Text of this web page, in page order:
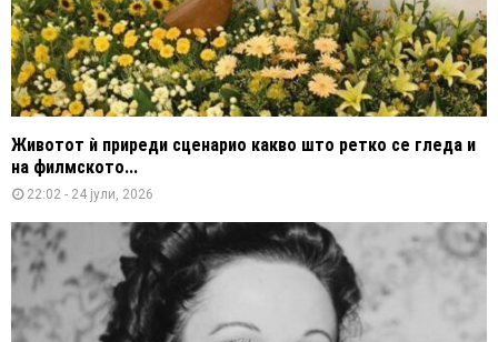
Животот ѝ приреди сценарио какво што ретко се гледа и
на филмското...
22:02 - 24 јули, 2026